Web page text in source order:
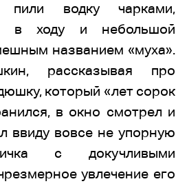
водку чарками,
в ходу и небольшой
названием «муха».
рассказывая про
который «лет сорок
в окно смотрел и
ввиду вовсе не упорную
с докучливыми
увлечение его